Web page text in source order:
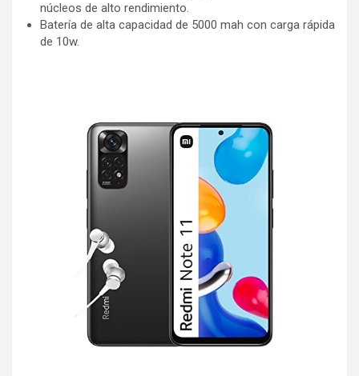
núcleos de alto rendimiento.
Batería de alta capacidad de 5000 mah con carga rápida
de 10w.